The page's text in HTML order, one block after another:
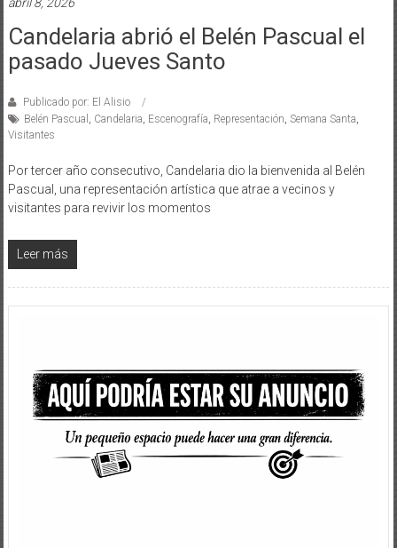
Candelaria abrió el Belén Pascual el
pasado Jueves Santo
Publicado por: El Alisio
Belén Pascual
Candelaria Escenografía Representación Semana Santa
Visitantes
Por tercer año consecutivo, Candelaria dio la bienvenida al Belén
Pascual, una representación artística que atrae a vecinos y
visitantes para revivir los momentos
Leer más